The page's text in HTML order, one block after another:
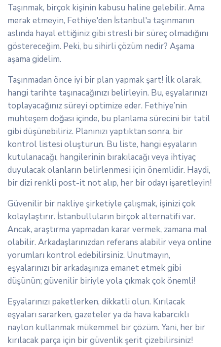
Taşınmak, birçok kişinin kabusu haline gelebilir. Ama
merak etmeyin, Fethiye'den İstanbul'a taşınmanın
aslında hayal ettiğiniz gibi stresli bir süreç olmadığını
göstereceğim. Peki, bu sihirli çözüm nedir? Aşama
aşama gidelim.
Taşınmadan önce iyi bir plan yapmak şart! İlk olarak,
hangi tarihte taşınacağınızı belirleyin. Bu, eşyalarınızı
toplayacağınız süreyi optimize eder. Fethiye’nin
muhteşem doğası içinde, bu planlama sürecini bir tatil
gibi düşünebiliriz. Planınızı yaptıktan sonra, bir
kontrol listesi oluşturun. Bu liste, hangi eşyaların
kutulanacağı, hangilerinin bırakılacağı veya ihtiyaç
duyulacak olanların belirlenmesi için önemlidir. Haydi,
bir dizi renkli post-it not alıp, her bir odayı işaretleyin!
Güvenilir bir nakliye şirketiyle çalışmak, işinizi çok
kolaylaştırır. İstanbulluların birçok alternatifi var.
Ancak, araştırma yapmadan karar vermek, zamana mal
olabilir. Arkadaşlarınızdan referans alabilir veya online
yorumları kontrol edebilirsiniz. Unutmayın,
eşyalarınızı bir arkadaşınıza emanet etmek gibi
düşünün; güvenilir biriyle yola çıkmak çok önemli!
Eşyalarınızı paketlerken, dikkatli olun. Kırılacak
eşyaları sararken, gazeteler ya da hava kabarcıklı
naylon kullanmak mükemmel bir çözüm. Yani, her bir
kırılacak parça için bir güvenlik şerit çizebilirsiniz!